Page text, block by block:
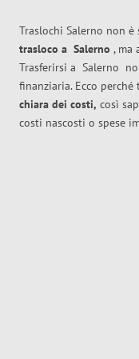
Traslochi Salerno non
trasloco a Salerno , ma
Trasferirsi a Salerno
finanziaria. Ecco
chiara dei costi, così
costi nascosti o spese